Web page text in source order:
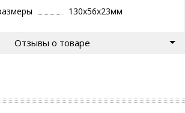
130х56х23мм
Отзывы о товаре